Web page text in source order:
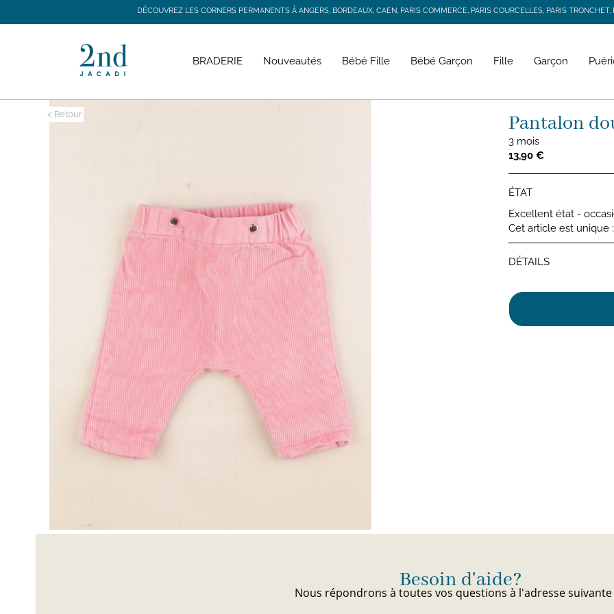
DÉCOUVREZ LES CORNERS PERMANENTS À ANGERS, BORDEAUX, CAEN, PARIS COMMERCE, PARIS COURCELLES, PARIS
BRADERIE Nouveautés Bébé Fille Bébé Garçon Fille Garçon
< Retour Pantalon
3 mois
13,90 €
ÉTAT
Excellent état -
Cet article est unique
DÉTAILS
Nous répondrons à toutes vos questions à l'adresse suivanteici